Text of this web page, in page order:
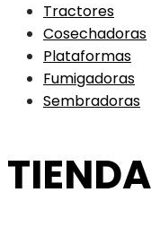
Tractores
Cosechadoras
Plataformas
Fumigadoras
Sembradoras
TIENDA